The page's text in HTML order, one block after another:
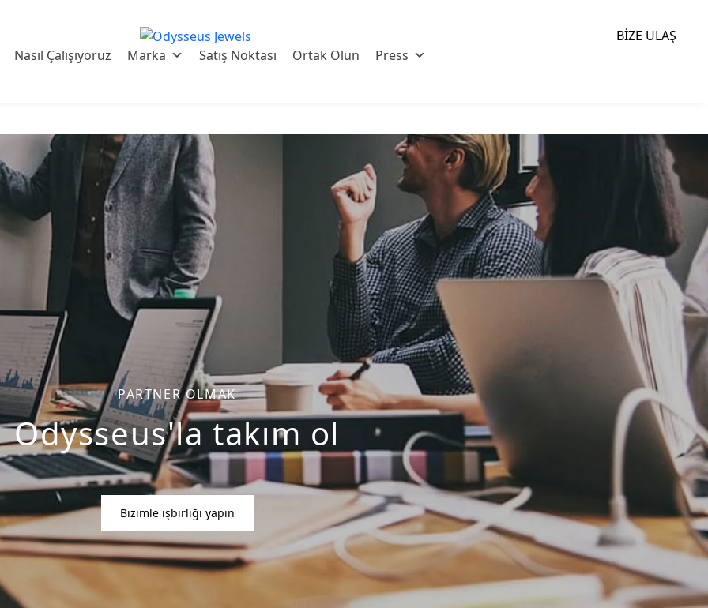
Odysseus
Jewels
BIZE ULAŞ
Nasıl Çalışıyoruz
Marka Satış Noktası Ortak Olun Press
PARTNER OLMAK
Odysseus'la takım ol
Bizimle işbirliği yapın